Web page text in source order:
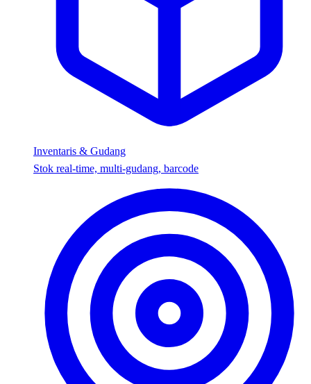
Inventaris & Gudang
Stok real-time, multi-gudang, barcode